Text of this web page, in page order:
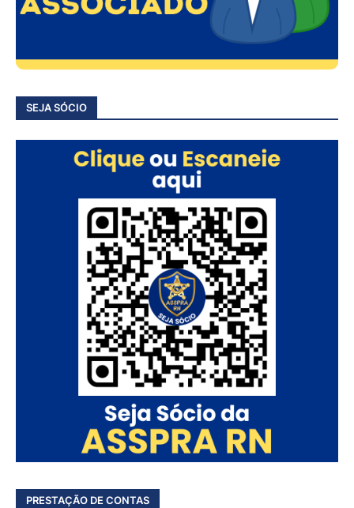
SEJA SÓCIO
PRESTAÇÃO DE CONTAS